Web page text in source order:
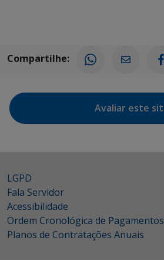
Compartilhe:
Avaliar este
LGPD
Fala Servidor
Acessibilidade
Ordem Cronológica de Pagamentos
Planos de Contratações Anuais